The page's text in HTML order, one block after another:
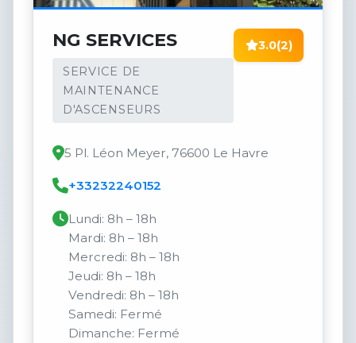
NG SERVICES
SERVICE DE
MAINTENANCE
D'ASCENSEURS
3.0(2)
5 Pl. Léon Meyer, 76600 Le Havre
+33232240152
Lundi: 8h – 18h
Mardi: 8h – 18h
Mercredi: 8h – 18h
Jeudi: 8h – 18h
Vendredi: 8h – 18h
Samedi: Fermé
Dimanche: Fermé